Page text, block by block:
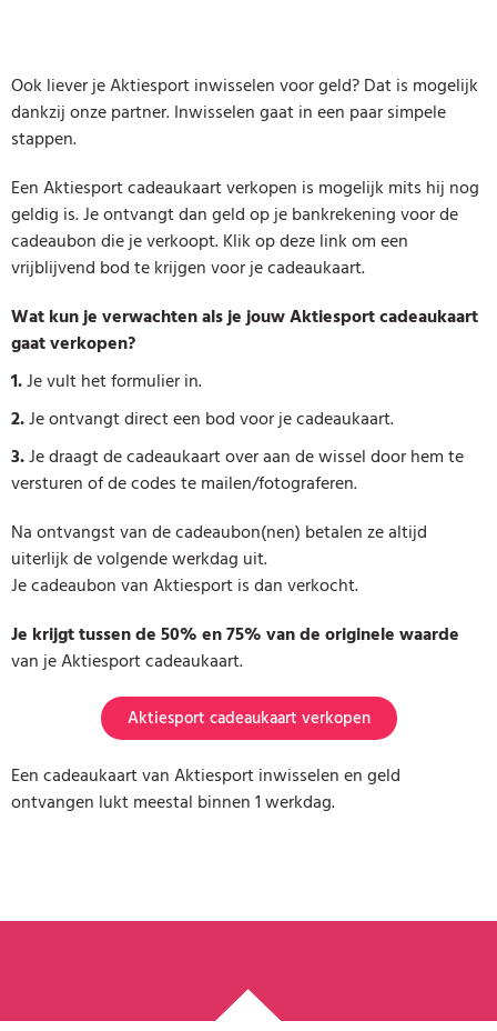
Ook liever je Aktiesport inwisselen voor geld? Dat is mogelijk
dankzij onze partner. Inwisselen gaat in een paar simpele
stappen.
Een Aktiesport cadeaukaart verkopen is mogelijk mits hij nog
geldig is. Je ontvangt dan geld op je bankrekening voor de
cadeaubon die je verkoopt. Klik op deze link om een
vrijblijvend bod te krijgen voor je cadeaukaart.
Wat kun je verwachten als je jouw Aktiesport cadeaukaart
gaat verkopen?
1.Je vult het formulier in.
2.Je ontvangt direct een bod voor je cadeaukaart.
3.Je draagt de cadeaukaart over aan de wissel door hem te
versturen of de codes te mailen/fotograferen.
Na ontvangst van de cadeaubon(nen) betalen ze altijd
uiterlijk de volgende werkdag uit.
Je cadeaubon van Aktiesport is dan verkocht.
Je krijgt tussen de 50% en 75% van de originele waarde
van je Aktiesport cadeaukaart.
Aktiesport cadeaukaart verkopen
Een cadeaukaart van Aktiesport inwisselen en geld
ontvangen lukt meestal binnen 1 werkdag.